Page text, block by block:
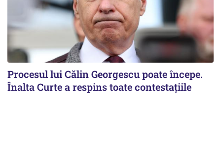
Procesul lui Călin Georgescu poate începe.
Înalta Curte a respins toate contestațiile